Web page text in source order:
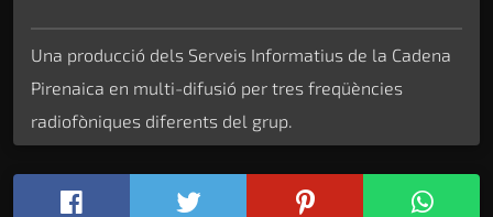
Una producció dels Serveis Informatius de la Cadena
Pirenaica en multi-difusió per tres freqüències
radiofòniques diferents del grup.